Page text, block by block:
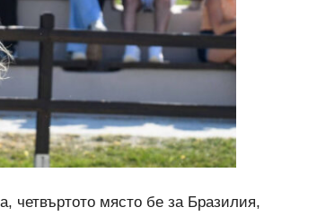
четвъртото място бе за Бразилия,